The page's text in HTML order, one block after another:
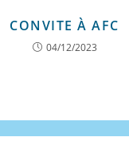
CONVITE À AFC
04/12/2023